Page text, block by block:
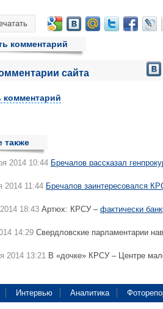
комментарий
сайта
комментарий
также
2014 10:44 Бречалов рассказал
2014 11:44 Бречалов заинтересовался
18:43 Артюх: КРСУ – фактически
14:29 Свердловские парламентарии
2014 13:21 В «дочке» КРСУ – Центре
Интервью Аналитика